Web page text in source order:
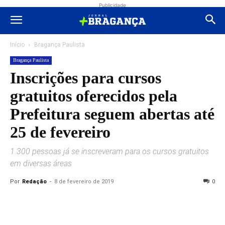
Publicidade
Início Bragança Paulista
Bragança Paulista
Inscrições para cursos
gratuitos oferecidos pela
Prefeitura seguem abertas até
25 de fevereiro
1.300 pessoas já se inscreveram para os cursos gratuitos
em diversas áreas
Por Redação - 8 de fevereiro de 2019 0